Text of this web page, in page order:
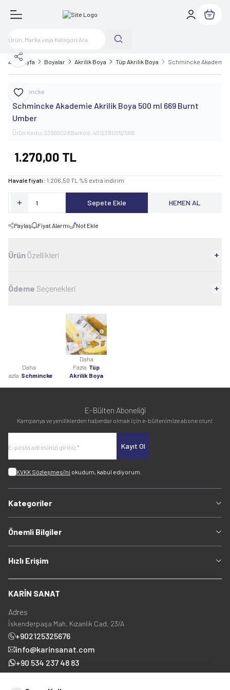
Sepetim
Ana Sayfa Boyalar Akrilik Boya Tüp Akrilik Boya Schmincke
Favoriye Ekle
Paylaş
Schmincke
Schmincke Akademie Akrilik Boya 500 ml 669 Burnt
Umber
Ürün Kodu: 23669028Barkod: 4012380052568
1.270,00 TL
Havale fiyatı : 1.206,50 TL %5 extra indirim
Sepete Ekle HEMEN AL
Paylaş Fiyat Alarmı Not Ekle
Ürün Özellikleri
Ödeme Seçenekleri
Daha
Fazla Schmincke
Daha
Fazla Tüp
Akrilik Boya
E-Bülten Aboneliği
Kampanya ve yeniliklerden haberdar olmak için e-bültenimize abone olun!
Kayıt Ol
KVKK Sözleşmesi'ni okudum, kabul ediyorum.
Kategoriler
Önemli Bilgiler
Hızlı Erişim
KARİN SANAT
Adres
İskenderpaşa Mah. Kızanlık Cad. 23/A
+902125325676
info@karinsanat.com
+90 534 237 48 83